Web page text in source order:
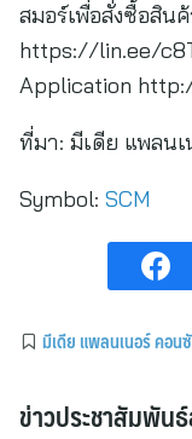
สมอร์เพื่อสั่งซื้อสิน
https://lin.ee/
Application
ที่มา: มีเดีย แพลน
Symbol: SCM
มีเดีย แพลนเนอร์ คอน
ข่าวประชาสัมพัน